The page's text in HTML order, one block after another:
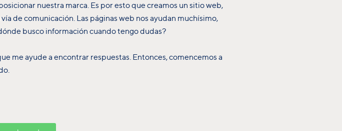
nuestra marca. Es por esto que creamos un sitio web,
de comunicación. Las páginas web nos ayudan muchísimo,
busco información cuando tengo dudas?
me ayude a encontrar respuestas. Entonces, comencemos a